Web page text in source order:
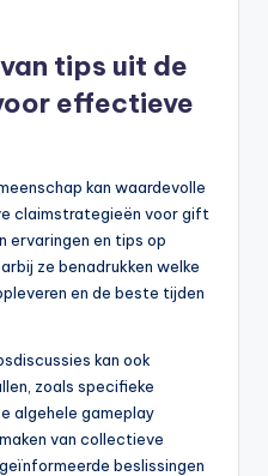
tips uit de
effectieve
kan waardevolle
claimstrategieën voor gift
ervaringen en tips op
ze benadrukken welke
en de beste tijden
kan ook
zoals specifieke
algehele gameplay
van collectieve
beslissingen